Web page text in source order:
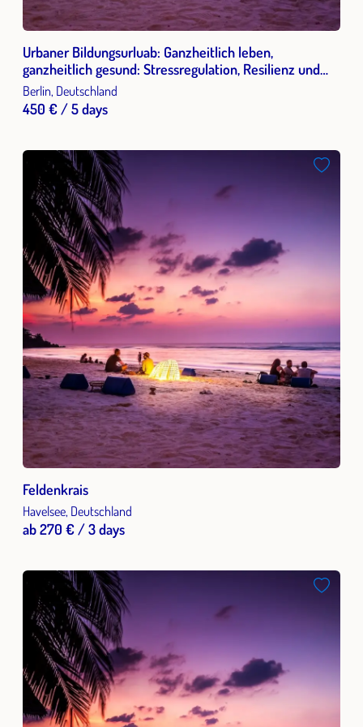
Urbaner Bildungsurluab: Ganzheitlich leben,
ganzheitlich gesund: Stressregulation, Resilienz und
innere Balance für Beruf & Alltag
Berlin, Deutschland
450 € / 5 days
Feldenkrais
Havelsee, Deutschland
ab 270 € / 3 days